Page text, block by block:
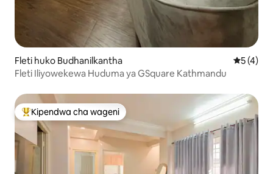
Fleti huko Budhanilkantha
5 (4)
Fleti Iliyowekewa Huduma ya GSquare Kathmandu
Kipendwa maarufu cha wageni
Kipendwa cha wageni